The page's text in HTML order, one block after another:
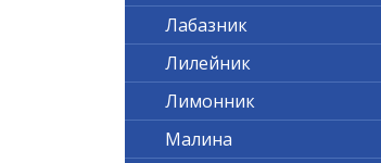
Лабазник
Лилейник
Лимонник
Малина